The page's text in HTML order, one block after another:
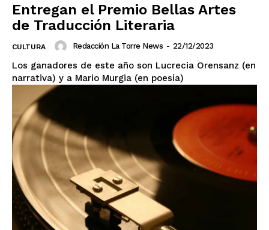
Entregan el Premio Bellas Artes
de Traducción Literaria
CULTURA Redacción La Torre News - 22/12/2023
Los ganadores de este año son Lucrecia Orensanz (en
narrativa) y a Mario Murgia (en poesía)